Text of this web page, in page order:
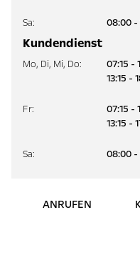
Sa: 08:00 -
Kundendienst
Mo, Di, Mi, Do:
07:15 -
13:15 -
Fr:
07:15 -
13:15 -
Sa: 08:00 -
ANRUFEN